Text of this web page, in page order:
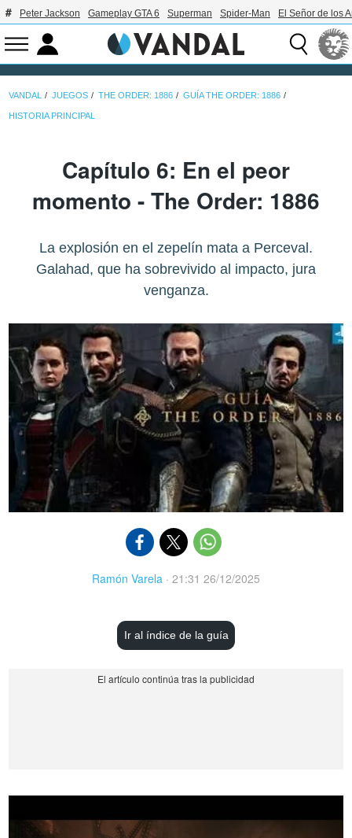
Peter Jackson Gameplay GTA 6 Superman Spider-Man El Señor de los
VANDAL JUEGOS THE ORDER: 1886 GUÍA THE ORDER: 1886
HISTORIA PRINCIPAL
Capítulo 6: En el peor
momento - The Order: 1886
La explosión en el zepelín mata a Perceval.
Galahad, que ha sobrevivido al impacto, jura
venganza.
Ramón Varela · 21:31 26/12/2025
Ir al índice de la guía